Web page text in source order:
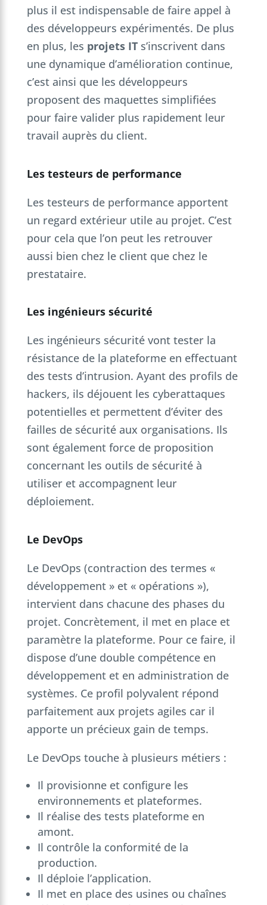
plus il est indispensable de faire appel à
des développeurs expérimentés. De plus
en plus, les projets ITs’inscrivent dans
une dynamique d’amélioration continue,
c’est ainsi que les développeurs
proposent des maquettes simplifiées
pour faire valider plus rapidement leur
travail auprès du client.
Les testeurs de performance
Les testeurs de performance apportent
un regard extérieur utile au projet. C’est
pour cela que l’on peut les retrouver
aussi bien chez le client que chez le
prestataire.
Les ingénieurs sécurité
Les ingénieurs sécurité vont tester la
résistance de la plateforme en effectuant
des tests d’intrusion. Ayant des profils de
hackers, ils déjouent les cyberattaques
potentielles et permettent d’éviter des
failles de sécurité aux organisations. Ils
sont également force de proposition
concernant les outils de sécurité à
utiliser et accompagnent leur
déploiement.
Le DevOps
Le DevOps (contraction des termes «
développement » et « opérations »),
intervient dans chacune des phases du
projet. Concrètement, il met en place et
paramètre la plateforme. Pour ce faire, il
dispose d’une double compétence en
développement et en administration de
systèmes. Ce profil polyvalent répond
parfaitement aux projets agiles car il
apporte un précieux gain de temps.
Le DevOps touche à plusieurs métiers :
Il provisionne et configure les
environnements et plateformes.
Il réalise des tests plateforme en
amont.
Il contrôle la conformité de la
production.
Il déploie l’application.
Il met en place des usines ou chaînes